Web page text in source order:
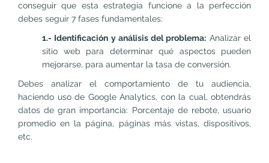
conseguir que esta estrategia funcione a la perfección
debes seguir 7 fases fundamentales:
1.- Identificación y análisis del problema: Analizar el
sitio web para determinar qué aspectos pueden
mejorarse, para aumentar la tasa de conversión.
Debes analizar el comportamiento de tu audiencia,
haciendo uso de Google Analytics, con la cual, obtendrás
datos de gran importancia: Porcentaje de rebote, usuario
promedio en la página, páginas más vistas, dispositivos,
etc.